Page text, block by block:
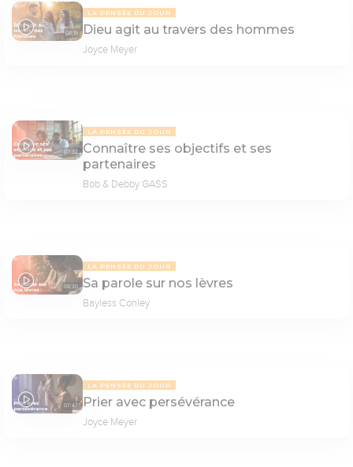
08:19
LA PENSÉE DU JOUR
Dieu agit au travers des hommes
Joyce Meyer
07:32
LA PENSÉE DU JOUR
Connaître ses objectifs et ses
partenaires
Bob & Debby GASS
08:30
LA PENSÉE DU JOUR
Sa parole sur nos lèvres
Bayless Conley
07:47
LA PENSÉE DU JOUR
Prier avec persévérance
Joyce Meyer